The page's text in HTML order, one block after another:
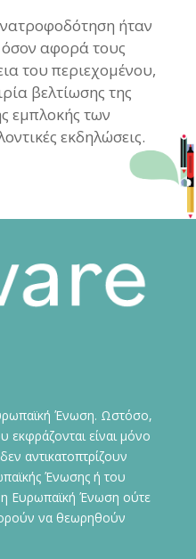
ήταν
όσον αφορά τους
του περιεχομένου,
βελτίωσης της
εμπλοκής των
εκδηλώσεις.
Ένωση. Ωστόσο,
εκφράζονται είναι μόνο
αντικατοπτρίζουν
Ένωσης ή του
Ευρωπαϊκή Ένωση ούτε
να θεωρηθούν